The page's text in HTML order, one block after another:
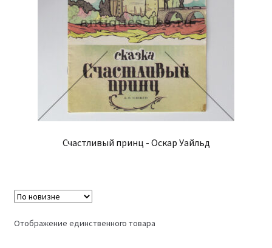
Счастливый принц - Оскар Уайльд
Отображение единственного товара